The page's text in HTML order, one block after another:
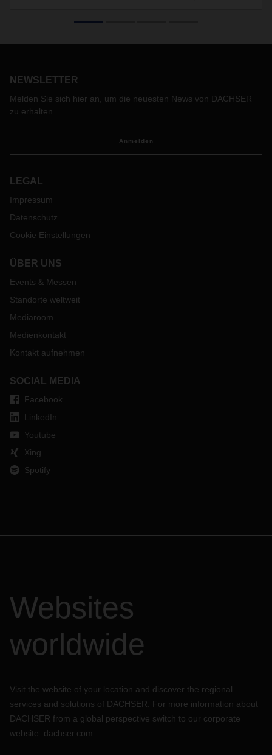
dreht sich alles um das Thema Netzwerk.
NEWSLETTER
Melden Sie sich hier an, um die neuesten News von DACHSER
zu erhalten.
Anmelden
LEGAL
Impressum
Datenschutz
Cookie Einstellungen
ÜBER UNS
Events & Messen
Standorte weltweit
Mediaroom
Medienkontakt
Kontakt aufnehmen
SOCIAL MEDIA
Facebook
LinkedIn
Youtube
Xing
Spotify
Websites
worldwide
Visit the website of your location and discover the regional
services and solutions of DACHSER. For more information about
DACHSER from a global perspective switch to our corporate
website: dachser.com